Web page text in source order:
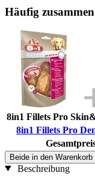
Häufig
8in1 Fillets Pro
8in1 Fillets Pro
Beide in den Warenkorb
Beschreibung